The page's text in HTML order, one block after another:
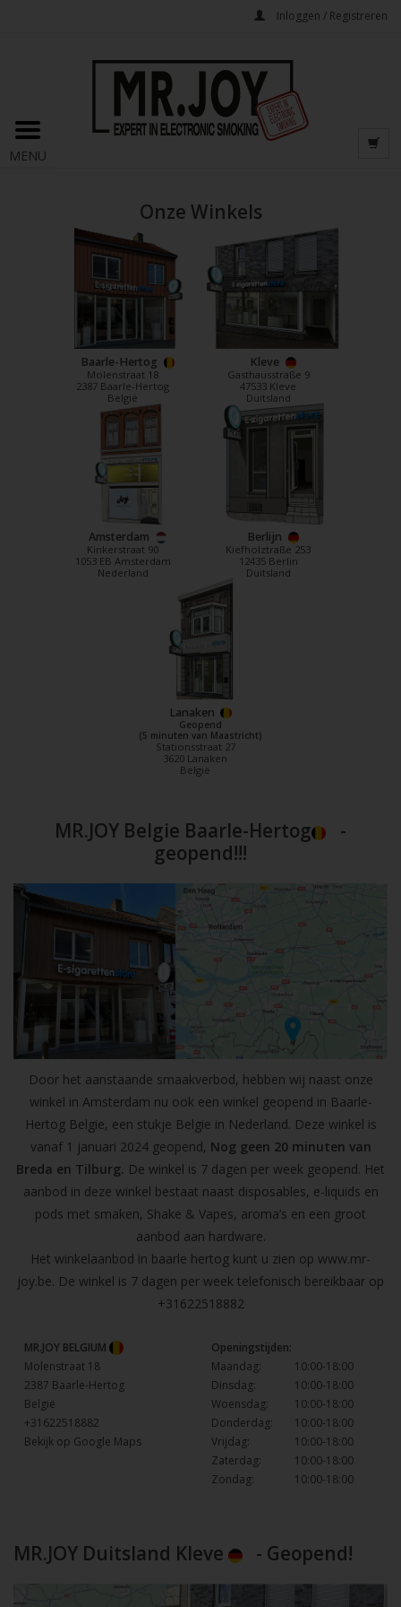
Inloggen / Registreren
MENU
Onze Winkels
Baarle-Hertog
Molenstraat 18
2387 Baarle-Hertog
België
Kleve
Gasthausstraße 9
47533 Kleve
Duitsland
Amsterdam
Kinkerstraat 90
1053 EB Amsterdam
Nederland
Berlijn
Kiefholztraße 253
12435 Berlin
Duitsland
Lanaken
Geopend
(5 minuten van Maastricht)
Stationsstraat 27
3620 Lanaken
België
MR.JOY Belgie Baarle-Hertog
-
geopend!!!
Door het aanstaande smaakverbod, hebben wij naast onze
winkel in Amsterdam nu ook een winkel geopend in Baarle-
Hertog Belgie, een stukje Belgie in Nederland. Deze winkel is
vanaf 1 januari 2024 geopend, Nog geen 20 minuten van
Breda en Tilburg. De winkel is 7 dagen per week geopend. Het
aanbod in deze winkel bestaat naast disposables, e-liquids en
pods met smaken, Shake & Vapes, aroma’s en een groot
aanbod aan hardware.
Het winkelaanbod in baarle hertog kunt u zien op www.mr-
joy.be. De winkel is 7 dagen per week telefonisch bereikbaar op
+31622518882
MR.JOY BELGIUM
Molenstraat 18
2387 Baarle-Hertog
België
+31622518882
Bekijk op Google Maps
Openingstijden:
Maandag:
10:00-18:00
Dinsdag:
10:00-18:00
Woensdag:
10:00-18:00
Donderdag:
10:00-18:00
Vrijdag:
10:00-18:00
Zaterdag:
10:00-18:00
Zondag:
10:00-18:00
MR.JOY Duitsland Kleve - Geopend!